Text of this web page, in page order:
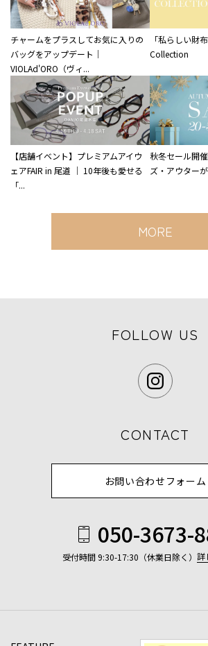
チャームをプラスしてお気に入りの
バッグをアップデート｜
VIOLAd'ORO（ヴィ...
「私らしい財
Collection
【店舗イベント】プレミアムアイウ
ェアFAIR in 尾道 ｜ 10年後も愛せる
「...
秋冬セール開
ズ・アウター
MORE
FOLLOW US
CONTACT
お問い合わせフォーム
050-3673-
受付時間 9:30-17:30（休業日除く） 詳